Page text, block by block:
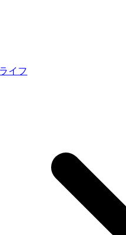
イフ